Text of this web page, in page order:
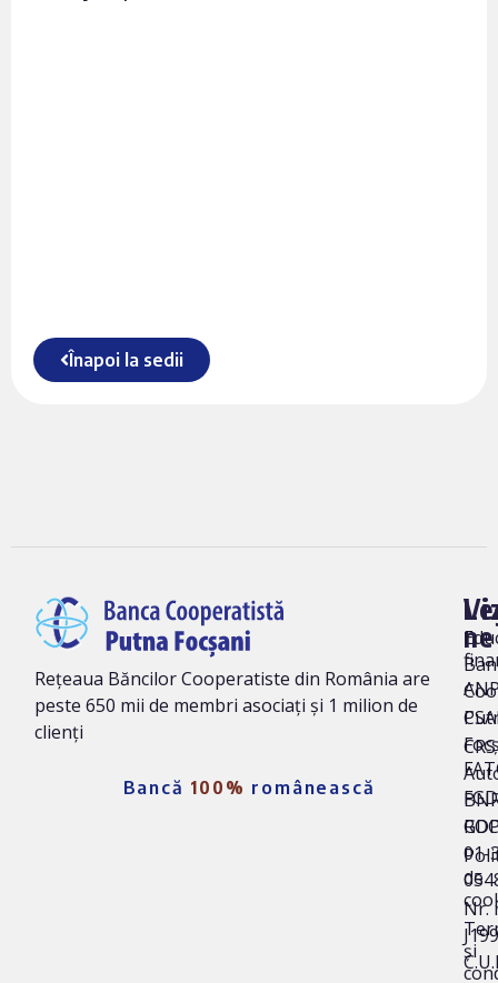
Înapoi la sedii
Rețeaua Băncilor Cooperatiste din România are
peste 650 mii de membri asociați și 1 milion de
clienți
Bancă 100% românească
ne
01-
Nr.
de
și